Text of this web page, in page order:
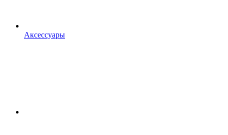
Аксессуары